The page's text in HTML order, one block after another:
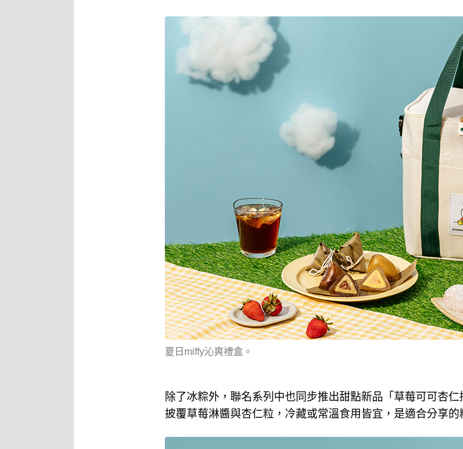
夏日miffy沁爽禮盒。
除了冰粽外，聯名系列中也同步推出甜點新品「草莓可可杏
披覆草莓淋醬與杏仁粒，冷藏或常溫食用皆宜，是適合分享的